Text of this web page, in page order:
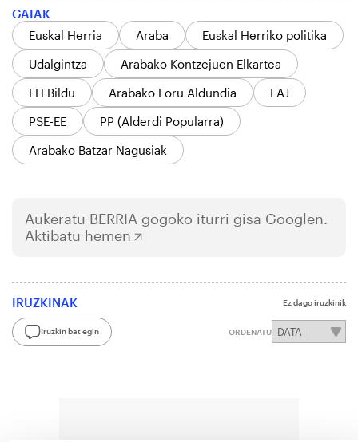
GAIAK
Euskal Herria
Araba
Euskal Herriko politika
Udalgintza
Arabako Kontzejuen Elkartea
EH Bildu
Arabako Foru Aldundia
EAJ
PSE-EE
PP (Alderdi Popularra)
Arabako Batzar Nagusiak
Aukeratu BERRIA gogoko iturri gisa Googlen.
Aktibatu hemen
IRUZKINAK Ez dago iruzkinik
Iruzkin bat egin ORDENATU